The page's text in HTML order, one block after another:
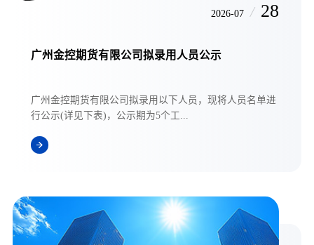
2026-07 / 28
广州金控期货有限公司拟录用人员公示
广州金控期货有限公司拟录用以下人员，现将人员名单进
行公示(详见下表)，公示期为5个工...